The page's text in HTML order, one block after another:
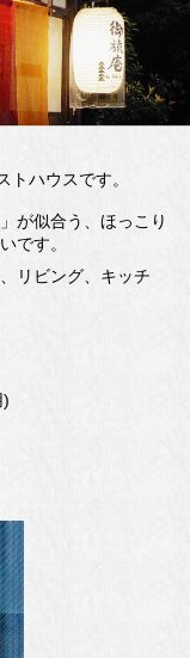
ハウスです。
が似合う、ほっこり
です。
リビング、キッチ
)